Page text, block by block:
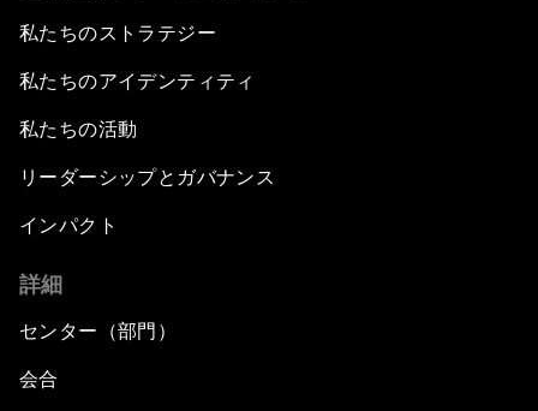
私たちのストラテジー
私たちのアイデンティティ
私たちの活動
リーダーシップとガバナンス
インパクト
詳細
センター（部門）
会合